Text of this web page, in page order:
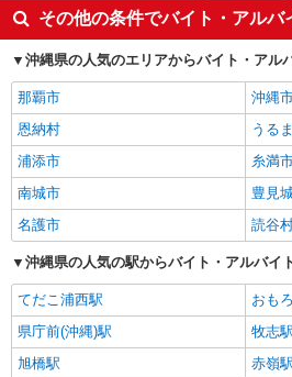
レストラン・専門料理店1,100円
アパレル販売1,090円
北中城村の他の職種の平均時給を見る
その他の条件でバイト・アルバ
沖縄県の人気のエリアからバイト・アル
那覇市
沖縄
恩納村
うる
浦添市
糸満
南城市
豊見
名護市
読谷
沖縄県の人気の駅からバイト・アルバイ
てだこ浦西駅
おも
県庁前(沖縄)駅
牧志駅
旭橋駅
赤嶺駅